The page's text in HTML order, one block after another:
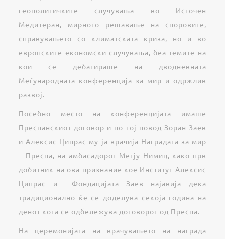
геополитичките случувања во Источен
Медитеран, мирното решавање на споровите,
справувањето со климатската криза, но и во
европските економски случувања, беа темите на
кои се дебатираше на дводневната
Меѓународната конференција за мир и одржлив
развој.
Посебно место на конференцијата имаше
Преспанскиот договор и по тој повод Зоран Заев
и Алексис Ципрас му ја врачија Наградата за мир
– Преспа, на амбасадорот Метју Нимиц, како прв
добитник на ова признание кое Институт Алексис
Ципрас и Фондацијата Заев најавија дека
традиционално ќе се доделува секоја година на
денот кога се одбележува договорот од Преспа.
На церемонијата на врачувањето на награда